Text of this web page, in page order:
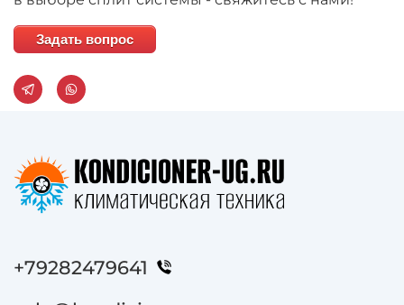
Задать вопрос
+79282479641